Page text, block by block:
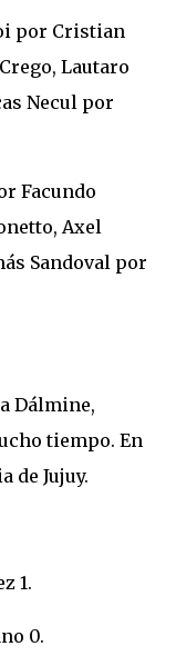
por Cristian
Lautaro
Necul por
Facundo
Axel
Sandoval por
Dálmine,
tiempo. En
de Jujuy.
1.
0.